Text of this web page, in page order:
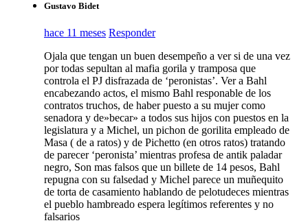
Gustavo Bidet
hace 11 meses Responder
Ojala que tengan un buen desempeño a ver si de una vez
por todas sepultan al mafia gorila y tramposa que
controla el PJ disfrazada de ‘peronistas’. Ver a Bahl
encabezando actos, el mismo Bahl responable de los
contratos truchos, de haber puesto a su mujer como
senadora y de»becar» a todos sus hijos con puestos en la
legislatura y a Michel, un pichon de gorilita empleado de
Masa ( de a ratos) y de Pichetto (en otros ratos) tratando
de parecer ‘peronista’ mientras profesa de antik paladar
negro, Son mas falsos que un billete de 14 pesos, Bahl
repugna con su falsedad y Michel parece un muñequito
de torta de casamiento hablando de pelotudeces mientras
el pueblo hambreado espera legítimos referentes y no
falsarios